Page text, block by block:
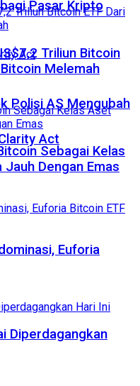
Pasar Kripto
Polisi AS Mengubah
Act
Triliun Bitcoin
Melemah
Sebagai Kelas
Dengan Emas
Euforia
Diperdagangkan